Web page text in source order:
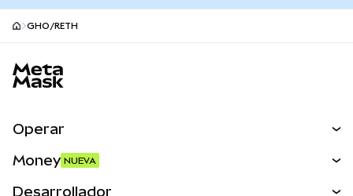
GHO/RETH
Operar
Money NUEVA
Desarrollador